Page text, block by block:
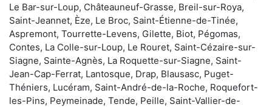
Le Bar-sur-Loup, Châteauneuf-Grasse, Breil-sur-Roya,
Saint-Jeannet, Èze, Le Broc, Saint-Étienne-de-Tinée,
Aspremont, Tourrette-Levens, Gilette, Biot, Pégomas,
Contes, La Colle-sur-Loup, Le Rouret, Saint-Cézaire-sur-
Siagne, Sainte-Agnès, La Roquette-sur-Siagne, Saint-
Jean-Cap-Ferrat, Lantosque, Drap, Blausasc, Puget-
Théniers, Lucéram, Saint-André-de-la-Roche, Roquefort-
les-Pins, Peymeinade, Tende, Peille, Saint-Vallier-de-